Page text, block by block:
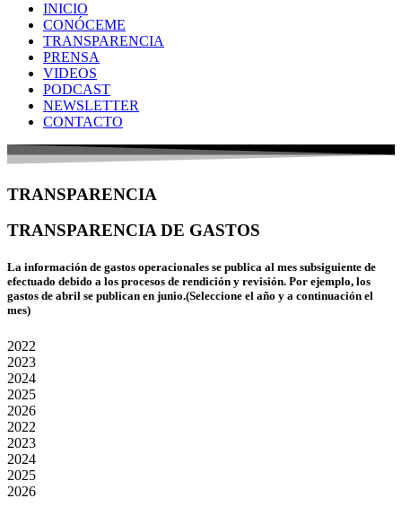
INICIO
CONÓCEME
TRANSPARENCIA
PRENSA
VIDEOS
PODCAST
NEWSLETTER
CONTACTO
TRANSPARENCIA
TRANSPARENCIA DE GASTOS
La información de gastos operacionales se publica al mes subsiguiente de
efectuado debido a los procesos de rendición y revisión. Por ejemplo, los
gastos de abril se publican en junio.(Seleccione el año y a continuación el
mes)
2022
2023
2024
2025
2026
2022
2023
2024
2025
2026